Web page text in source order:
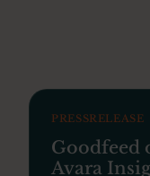
PRESSRELEASE
Goodfeed
Avara